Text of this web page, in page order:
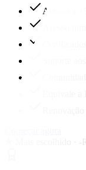
Acesso a
Acesso
Equivale
★ Mais escolhido · -